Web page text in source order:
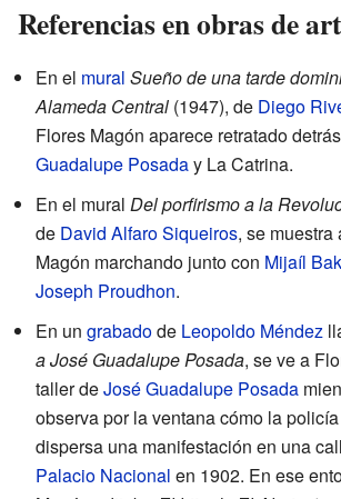
Referencias en obras de
En el mural Sueño de una tarde
Alameda Central (1947), de Diego
Flores Magón aparece retratado
Guadalupe Posaday La Catrina.
En el mural Del porfirismo a la
de David Alfaro Siqueiros, se
Magón marchando junto con Mijaíl
Joseph Proudhon.
En un grabadode Leopoldo Méndez
a José Guadalupe Posada, se ve a
taller deJosé Guadalupe Posada
observa por la ventana cómo la
dispersa una manifestación en una
Palacio Nacional en 1902. En ese